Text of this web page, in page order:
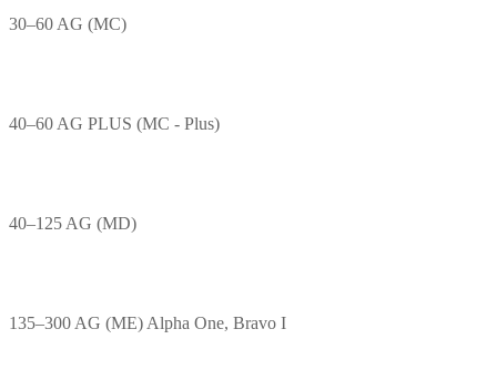
30–60 AG (MC)
40–60 AG PLUS (MC - Plus)
40–125 AG (MD)
135–300 AG (ME) Alpha One, Bravo I